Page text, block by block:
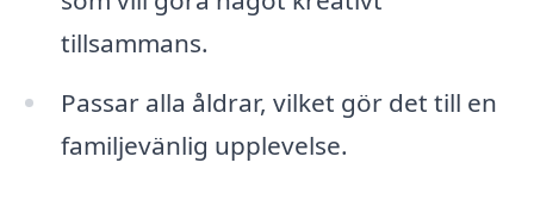
tillsammans.
Passar alla åldrar, vilket gör det till en
familjevänlig upplevelse.